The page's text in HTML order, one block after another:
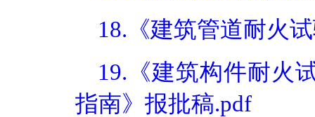
18.《建筑管道耐火
19.《建筑构件耐火
指南》报批稿.pdf